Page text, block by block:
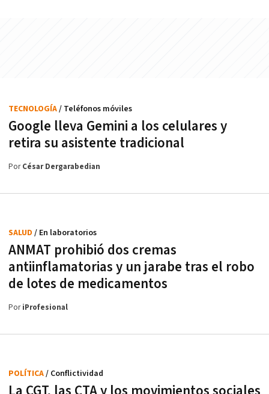
Google lleva Gemini a los celulares y
retira su asistente tradicional
TECNOLOGÍA/ Teléfonos móviles
PorCésar Dergarabedian
ANMAT prohibió dos cremas
antiinflamatorias y un jarabe tras el robo
de lotes de medicamentos
SALUD / En laboratorios
PoriProfesional
POLÍTICA/ Conflictividad